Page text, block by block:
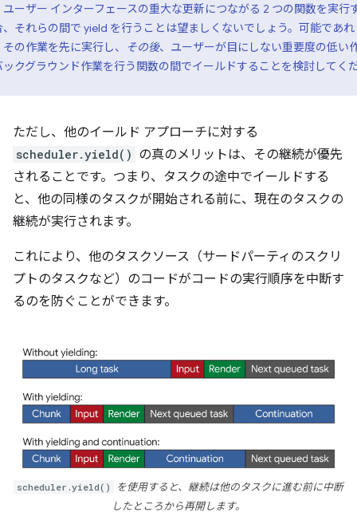
ユーザー インターフェースの重大な更新につながる 2 つの関数を実行
、それらの間で yield を行うことは望ましくないでしょう。可能であれ
の作業を先に実行し、
その後、ユーザーが目にしない重要度の低い
ックグラウンド作業を行う関数の間でイールドすることを検討してく
ただし、他のイールド アプローチに対する
scheduler.yield() の真のメリットは、その継続が優先
されることです。つまり、タスクの途中でイールドする
と、他の同様のタスクが開始される前に、現在のタスクの
継続が実行されます。
これにより、他のタスクソース（サードパーティのスクリ
プトのタスクなど）のコードがコードの実行順序を中断す
るのを防ぐことができます。
scheduler.yield()
を使用すると、継続は他のタスクに進む前に中断
したところから再開します。